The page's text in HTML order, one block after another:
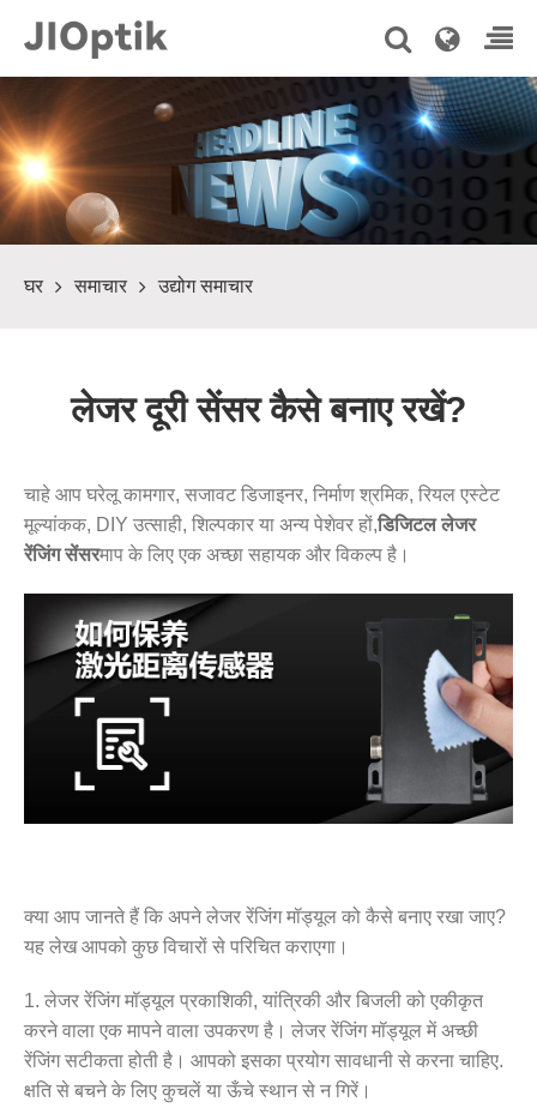
घर समाचार उद्योग समाचार
लेजर दूरी सेंसर कैसे बनाए रखें?
चाहे आप घरेलू कामगार, सजावट डिजाइनर, निर्माण श्रमिक, रियल एस्टेट
मूल्यांकक, DIY उत्साही, शिल्पकार या अन्य पेशेवर हों,डिजिटल लेजर
रेंजिंग सेंसरमाप के लिए एक अच्छा सहायक और विकल्प है।
क्या आप जानते हैं कि अपने लेजर रेंजिंग मॉड्यूल को कैसे बनाए रखा जाए?
यह लेख आपको कुछ विचारों से परिचित कराएगा।
1. लेजर रेंजिंग मॉड्यूल प्रकाशिकी, यांत्रिकी और बिजली को एकीकृत
करने वाला एक मापने वाला उपकरण है। लेजर रेंजिंग मॉड्यूल में अच्छी
रेंजिंग सटीकता होती है। आपको इसका प्रयोग सावधानी से करना चाहिए.
क्षति से बचने के लिए कुचलें या ऊँचे स्थान से न गिरें।